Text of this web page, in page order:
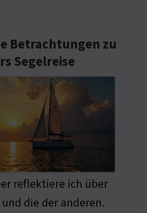
Betrachtungen zu
Segelreise
reflektiere ich über
die der anderen.